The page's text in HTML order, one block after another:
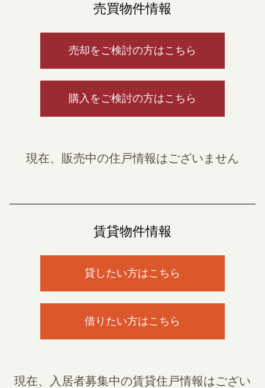
売買物件情報
売却をご検討の方はこちら
購入をご検討の方はこちら
現在、販売中の住戸情報はございません
賃貸物件情報
貸したい方はこちら
借りたい方はこちら
現在、入居者募集中の賃貸住戸情報はござい